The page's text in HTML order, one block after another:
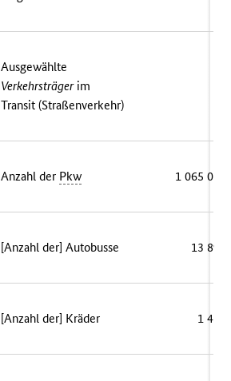
Ausgewählte
Verkehrsträgerim
Transit (Straßenverkehr)
Anzahl der Pkw 1 065 035
[Anzahl der] Autobusse 13 896
[Anzahl der] Kräder 1 438